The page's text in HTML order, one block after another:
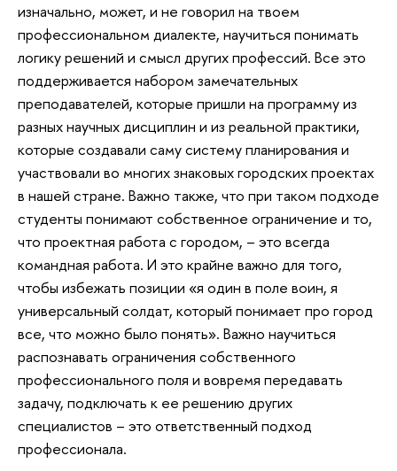
изначально, может, и не говорил на твоем
профессиональном диалекте, научиться понимать
логику решений и смысл других профессий. Все это
поддерживается набором замечательных
преподавателей, которые пришли на программу из
разных научных дисциплин и из реальной практики,
которые создавали саму систему планирования и
участвовали во многих знаковых городских проектах
в нашей стране. Важно также, что при таком подходе
студенты понимают собственное ограничение и то,
что проектная работа с городом, – это всегда
командная работа. И это крайне важно для того,
чтобы избежать позиции «я один в поле воин, я
универсальный солдат, который понимает про город
все, что можно было понять». Важно научиться
распознавать ограничения собственного
профессионального поля и вовремя передавать
задачу, подключать к ее решению других
специалистов – это ответственный подход
профессионала.